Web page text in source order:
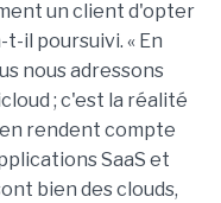
un client d'opter
il poursuivi. « En
nous adressons
; c'est la réalité
rendent compte
SaaS et
bien des clouds,